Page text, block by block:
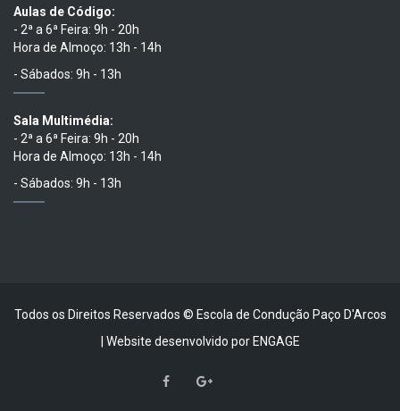
Aulas de Código:
- 2ª a 6ª Feira: 9h - 20h
Hora de Almoço: 13h - 14h
- Sábados: 9h - 13h
Sala Multimédia:
- 2ª a 6ª Feira: 9h - 20h
Hora de Almoço: 13h - 14h
- Sábados: 9h - 13h
Todos os Direitos Reservados © Escola de Condução Paço D'Arcos
| Website desenvolvido por ENGAGE